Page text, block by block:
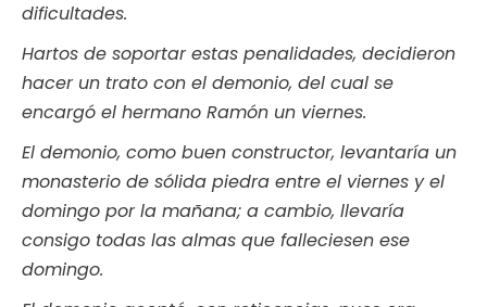
dificultades.
Hartos de soportar estas penalidades, decidieron
hacer un trato con el demonio, del cual se
encargó el hermano Ramón un viernes.
El demonio, como buen constructor, levantaría un
monasterio de sólida piedra entre el viernes y el
domingo por la mañana; a cambio, llevaría
consigo todas las almas que falleciesen ese
domingo.